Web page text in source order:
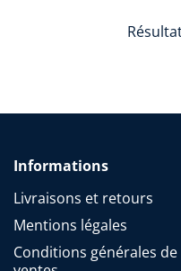
Informations
Livraisons et retours
Mentions légales
Conditions générales de